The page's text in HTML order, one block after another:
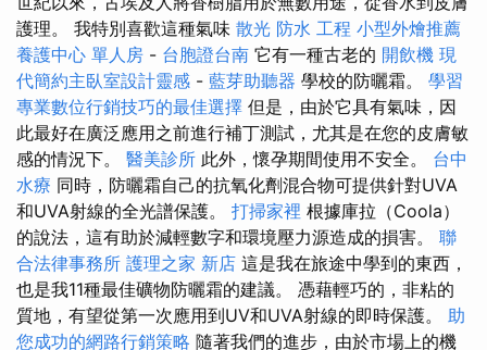
護理。 我特別喜歡這種氣味 散光 防水 工程 小型外燴推薦
養護中心 單人房 - 台胞證台南 它有一種古老的 開飲機 現
代簡約主臥室設計靈感 - 藍芽助聽器 學校的防曬霜。 學習
專業數位行銷技巧的最佳選擇 但是，由於它具有氣味，因
此最好在廣泛應用之前進行補丁測試，尤其是在您的皮膚敏
感的情況下。 醫美診所 此外，懷孕期間使用不安全。 台中
水療 同時，防曬霜自己的抗氧化劑混合物可提供針對UVA
和UVA射線的全光譜保護。 打掃家裡 根據庫拉（Coola）
的說法，這有助於減輕數字和環境壓力源造成的損害。 聯
合法律事務所 護理之家 新店 這是我在旅途中學到的東西，
也是我11種最佳礦物防曬霜的建議。 憑藉輕巧的，非粘的
質地，有望從第一次應用到UV和UVA射線的即時保護。 助
您成功的網路行銷策略 隨著我們的進步，由於市場上的機